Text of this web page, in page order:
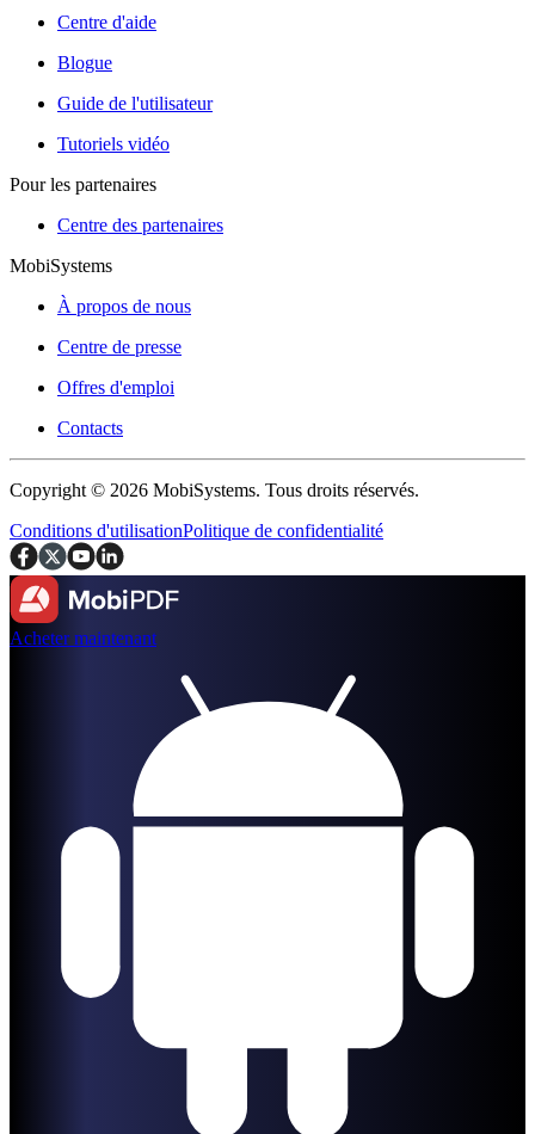
Centre d'aide
Blogue
Guide de l'utilisateur
Tutoriels vidéo
Pour les partenaires
Centre des partenaires
MobiSystems
À propos de nous
Centre de presse
Offres d'emploi
Contacts
Copyright © 2026 MobiSystems. Tous droits réservés.
Conditions d'utilisationPolitique de confidentialité
Acheter maintenant